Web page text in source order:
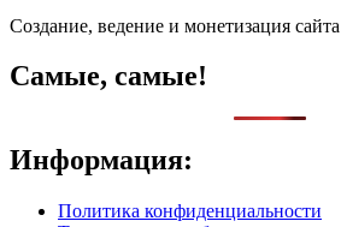
Создание, ведение и монетизация
Самые, самые!
Информация:
Политика конфиденциальности